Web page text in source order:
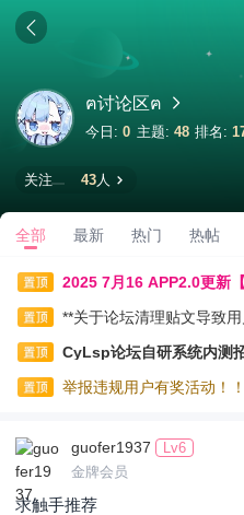
ฅ讨论区ฅ
今日: 0 主题: 48 排名:
关注 43人
全部 最新 热门 热帖
2025 7月16 APP2.0更新
**关于论坛清理贴文导致
CyLsp论坛自研系统内测
举报违规用户有奖活动！！
guofer1937
Lv6
金牌会员
求触手推荐